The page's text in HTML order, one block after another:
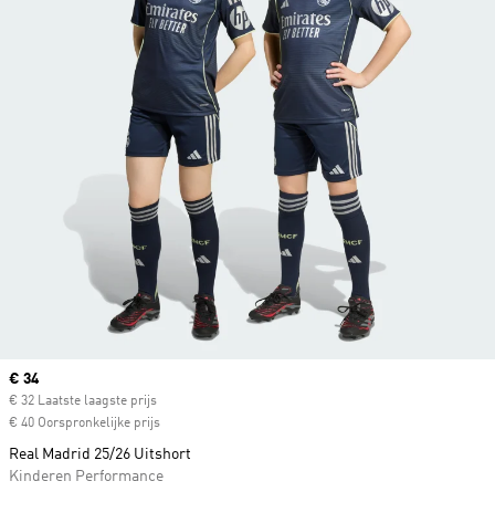
Current price
€ 34
€ 32 Laatste laagste prijs
€ 40 Oorspronkelijke prijs
Real Madrid 25/26 Uitshort
Kinderen Performance